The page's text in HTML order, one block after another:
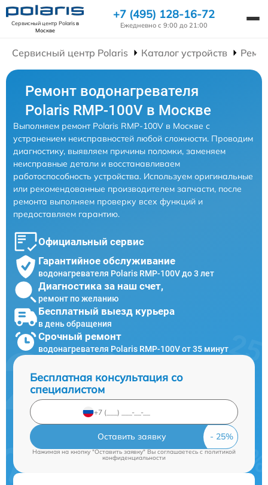
Сервисный центр Polarisв
Москве
+7 (495) 128-16-72
Ежедневно с 9:00 до 21:00
Сервисный центр Polaris Каталог устройств
Ремонт водонагревателя
Polaris RMP-100V в Москве
Выполняем ремонт Polaris RMP-100V в Москве с
устранением неисправностей любой сложности. Проводим
диагностику, выявляем причины поломки, заменяем
неисправные детали и восстанавливаем
работоспособность устройства. Используем оригинальные
или рекомендованные производителем запчасти, после
ремонта выполняем проверку всех функций и
предоставляем гарантию.
Официальный сервис
Гарантийное обслуживание
водонагревателя Polaris RMP-100V до 3 лет
Диагностика за наш счет,
ремонт по желанию
Бесплатный выезд курьера
в день обращения
Срочный ремонт
водонагревателя Polaris RMP-100V от 35 минут
Бесплатная консультация со
специалистом
Оставить заявку
Нажимая на кнопку "Оставить заявку" Вы соглашаетесь cполитикой
конфиденциальности